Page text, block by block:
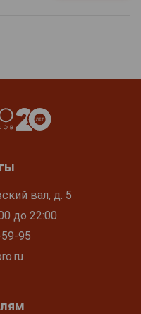
вал, д. 5
до 22:00
95